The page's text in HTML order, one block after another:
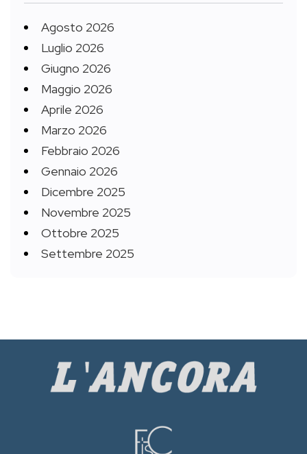
Agosto 2026
Luglio 2026
Giugno 2026
Maggio 2026
Aprile 2026
Marzo 2026
Febbraio 2026
Gennaio 2026
Dicembre 2025
Novembre 2025
Ottobre 2025
Settembre 2025